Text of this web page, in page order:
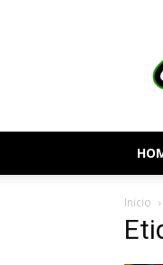
Inicio